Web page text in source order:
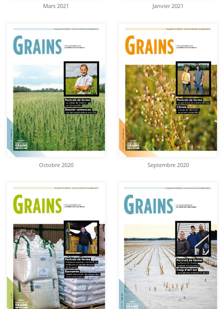
Mars 2021 Janvier 2021
Octobre 2020 Septembre 2020